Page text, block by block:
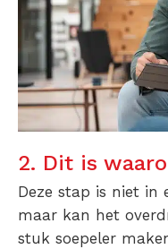
2. Dit is
Deze stap is niet in
maar kan het
stuk soepeler